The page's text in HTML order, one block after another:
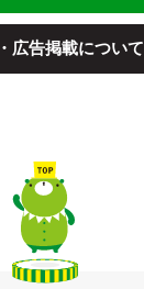
広告掲載について